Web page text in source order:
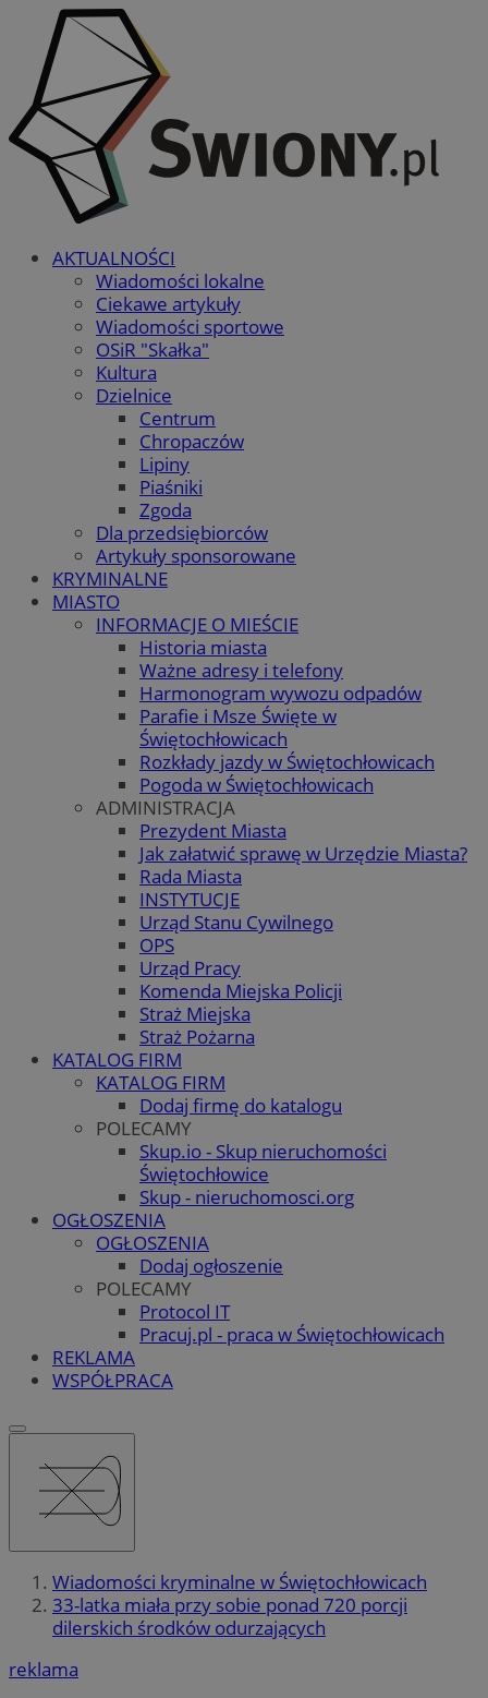
AKTUALNOŚCI
Wiadomości lokalne
Ciekawe artykuły
Wiadomości sportowe
OSiR "Skałka"
Kultura
Dzielnice
Centrum
Chropaczów
Lipiny
Piaśniki
Zgoda
Dla przedsiębiorców
Artykuły sponsorowane
KRYMINALNE
MIASTO
INFORMACJE O MIEŚCIE
Historia miasta
Ważne adresy i telefony
Harmonogram wywozu odpadów
Parafie i Msze Święte w
Świętochłowicach
Rozkłady jazdy w Świętochłowicach
Pogoda w Świętochłowicach
ADMINISTRACJA
Prezydent Miasta
Jak załatwić sprawę w Urzędzie Miasta?
Rada Miasta
INSTYTUCJE
Urząd Stanu Cywilnego
OPS
Urząd Pracy
Komenda Miejska Policji
Straż Miejska
Straż Pożarna
KATALOG FIRM
KATALOG FIRM
Dodaj firmę do katalogu
POLECAMY
Skup.io - Skup nieruchomości
Świętochłowice
Skup - nieruchomosci.org
OGŁOSZENIA
OGŁOSZENIA
Dodaj ogłoszenie
POLECAMY
Protocol IT
Pracuj.pl - praca w Świętochłowicach
REKLAMA
WSPÓŁPRACA
Wiadomości kryminalne w Świętochłowicach
33-latka miała przy sobie ponad 720 porcji
dilerskich środków odurzających
reklama